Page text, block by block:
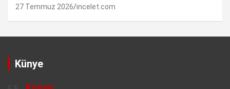
27 Temmuz 2026 incelet.com
Künye